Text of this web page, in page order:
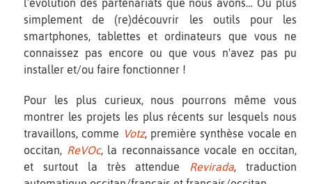
l’évolution des partenariats que nous avons… Ou plus
simplement de (re)découvrir les outils pour les
smartphones, tablettes et ordinateurs que vous ne
connaissez pas encore ou que vous n'avez pas pu
installer et/ou faire fonctionner !
Pour les plus curieux, nous pourrons même vous
montrer les projets les plus récents sur lesquels nous
travaillons, comme Votz, première synthèse vocale en
occitan, ReVOc, la reconnaissance vocale en occitan,
et surtout la très attendue
Revirada, traduction